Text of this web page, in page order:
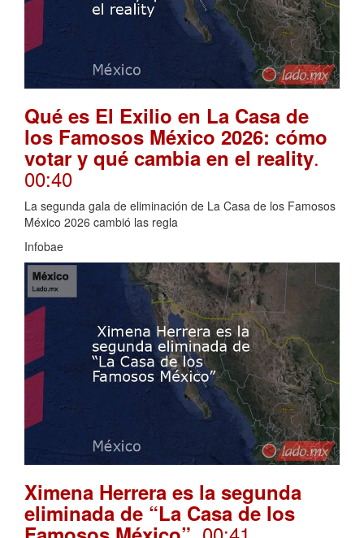
Qué es El Exilio en La Casa de
los Famosos México 2026: cómo
votar y qué cambia en el reality.
00:40
La segunda gala de eliminación de La Casa de los Famosos
México 2026 cambió las regla
Infobae
Ximena Herrera es la segunda
eliminada de “La Casa de los